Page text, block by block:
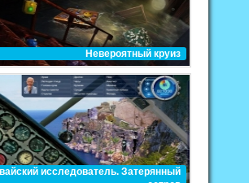
Невероятный круиз
исследователь. Затерянный